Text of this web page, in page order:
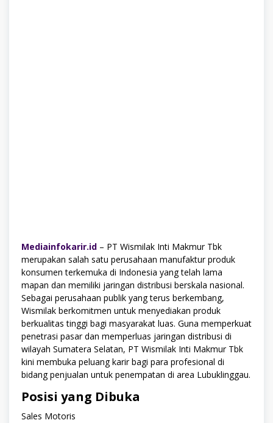
Mediainfokarir.id – PT Wismilak Inti Makmur Tbk
merupakan salah satu perusahaan manufaktur produk
konsumen terkemuka di Indonesia yang telah lama
mapan dan memiliki jaringan distribusi berskala nasional.
Sebagai perusahaan publik yang terus berkembang,
Wismilak berkomitmen untuk menyediakan produk
berkualitas tinggi bagi masyarakat luas. Guna memperkuat
penetrasi pasar dan memperluas jaringan distribusi di
wilayah Sumatera Selatan, PT Wismilak Inti Makmur Tbk
kini membuka peluang karir bagi para profesional di
bidang penjualan untuk penempatan di area Lubuklinggau.
Posisi yang Dibuka
Sales Motoris